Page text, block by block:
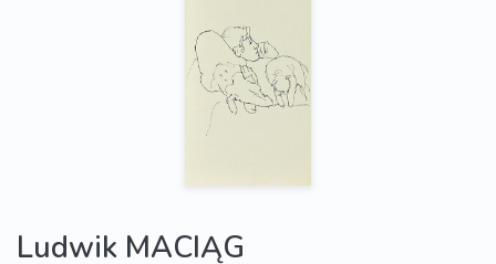
Ludwik MACIĄG